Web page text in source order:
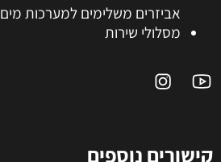
אביזרים משלימים למערכות מים
מסלולי שירות
קישורים נוספים